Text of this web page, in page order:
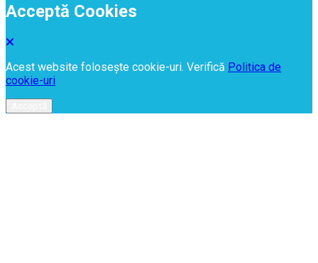
Acceptă Cookies
Acest website folosește cookie-uri. Verifică Politica de
cookie-uri